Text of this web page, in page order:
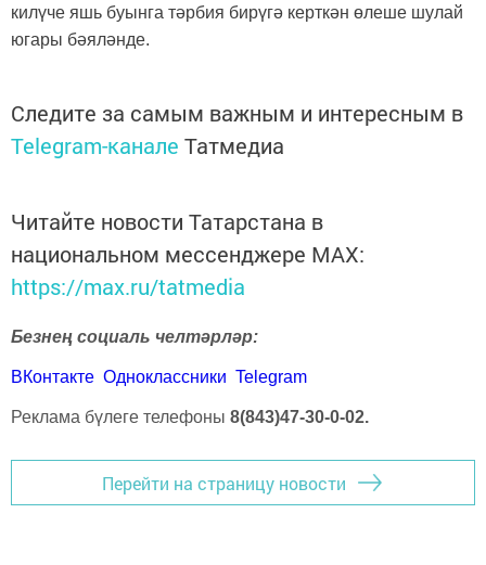
килүче яшь буынга тәрбия бирүгә керткән өлеше шулай
югары бәяләнде.
Следите за самым важным и интересным в
Telegram-канале Татмедиа
Читайте новости Татарстана в
национальном мессенджере MАХ:
https://max.ru/tatmedia
Безнең социаль челтәрләр:
ВКонтакте Одноклассники Telegram
Реклама бүлеге телефоны 8(843)47-30-0-02.
Перейти на страницу новости